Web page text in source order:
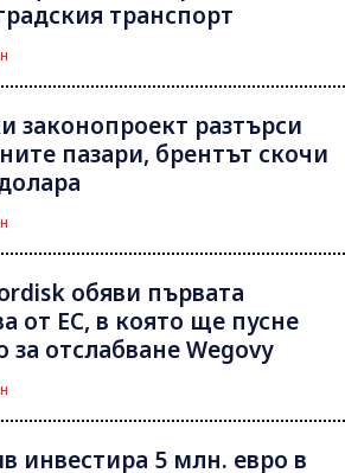
транспорт
законопроект разтърси
пазари, брентът скочи
обяви първата
от ЕС, в която ще пусне
за отслабване Wegovy
инвестира 5 млн. евро в